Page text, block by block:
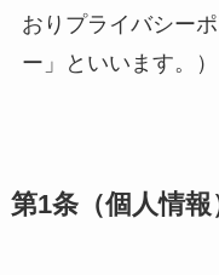
おりプライバシー
ー」といいます。）
第1条（個人情報